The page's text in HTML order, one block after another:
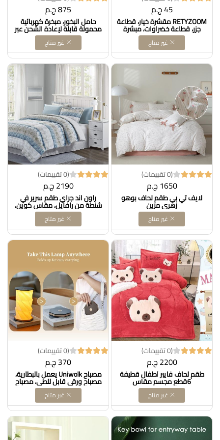
45 ج.م
RETYZOOM مقشرة خيار، قطاعة
جزر، قطاعة خضراوات، مبشرة
يدوية سهلة الاستخدام من
FOR IMPORT كود
B0F3VDLMYP
غير متاح
875 ج.م
حامل البخور، مبخرة كهربائية
محمولة قابلة لإعادة الشحن عبر
USB، موزع روائح للمنزل والمكتب
B0CJTHXRQ3
غير متاح
(0 تقييمات)
1650 ج.م
لايف تي بي طقم لحاف بوهو
زهري مزين
غير متاح
(0 تقييمات)
2190 ج.م
راون اند جراي طقم سرير في
شنطة من رافايل، مقاس كوين،
ستيل
غير متاح
(0 تقييمات)
2200 ج.م
طقم لحاف فايبر أطفال قطيفة
6قطع مجسم مقاس
200*240سم لون كشمير،
FOR IMPORT كود B0CKJ35KDT
غير متاح
(0 تقييمات)
370 ج.م
مصباح Uniwolk يعمل بالبطارية،
مصباح ورقي قابل للطي، مصباح
طاولة لاسلكي، مصباح شموع
فانوس صغير مزخرف لحفلات
التخييم وديكور المنزل DOLLAR
FOR IMPORTكود ‎B0CFZNLFK9
غير متاح